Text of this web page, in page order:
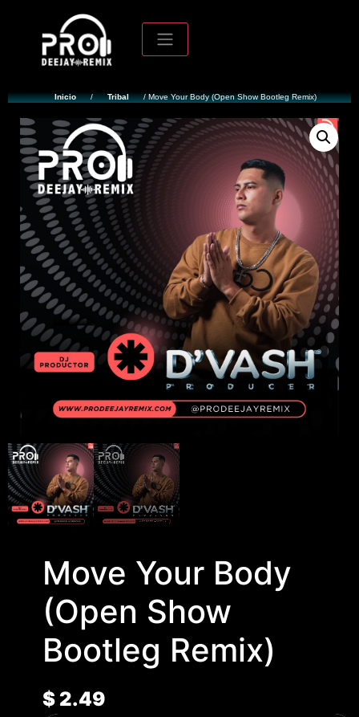
Inicio / Tribal / Move Your Body (Open Show Bootleg Remix)
Move Your Body
(Open Show
Bootleg Remix)
$2.49